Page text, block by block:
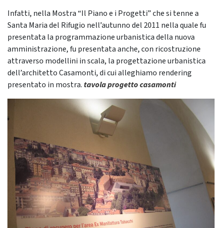
Infatti, nella Mostra “Il Piano e i Progetti” che si tenne a
Santa Maria del Rifugio nell’autunno del 2011 nella quale fu
presentata la programmazione urbanistica della nuova
amministrazione, fu presentata anche, con ricostruzione
attraverso modellini in scala, la progettazione urbanistica
dell’architetto Casamonti, di cui alleghiamo rendering
presentato in mostra.tavola progetto casamonti